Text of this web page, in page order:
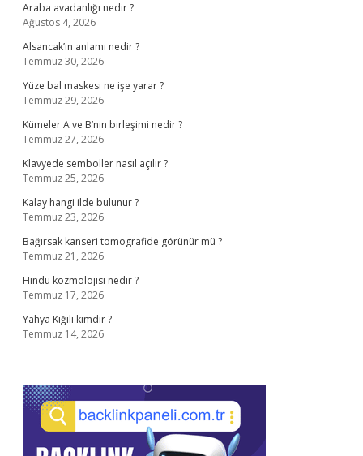
Araba avadanlığı nedir ?
Ağustos 4, 2026
Alsancak’ın anlamı nedir ?
Temmuz 30, 2026
Yüze bal maskesi ne işe yarar ?
Temmuz 29, 2026
Kümeler A ve B’nin birleşimi nedir ?
Temmuz 27, 2026
Klavyede semboller nasıl açılır ?
Temmuz 25, 2026
Kalay hangi ilde bulunur ?
Temmuz 23, 2026
Bağırsak kanseri tomografide görünür mü ?
Temmuz 21, 2026
Hindu kozmolojisi nedir ?
Temmuz 17, 2026
Yahya Kığılı kimdir ?
Temmuz 14, 2026